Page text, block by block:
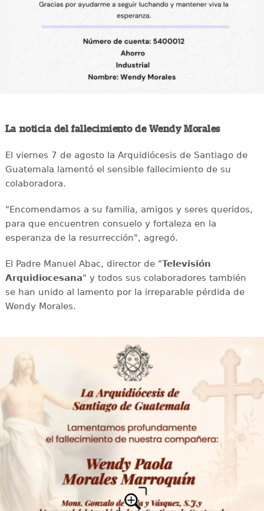
La noticia del fallecimiento de Wendy Morales
El viernes 7 de agosto la Arquidiócesis de Santiago de
Guatemala lamentó el sensible fallecimiento de su
colaboradora.
"Encomendamos a su familia, amigos y seres queridos,
para que encuentren consuelo y fortaleza en la
esperanza de la resurrección", agregó.
El Padre Manuel Abac, director de "Televisión
Arquidiocesana" y todos sus colaboradores también
se han unido al lamento por la irreparable pérdida de
Wendy Morales.